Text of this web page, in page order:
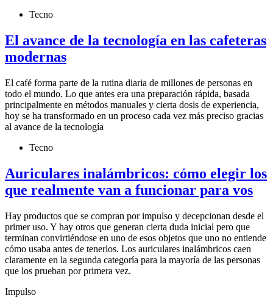
Tecno
El avance de la tecnología en las cafeteras
modernas
El café forma parte de la rutina diaria de millones de personas en
todo el mundo. Lo que antes era una preparación rápida, basada
principalmente en métodos manuales y cierta dosis de experiencia,
hoy se ha transformado en un proceso cada vez más preciso gracias
al avance de la tecnología
Tecno
Auriculares inalámbricos: cómo elegir los
que realmente van a funcionar para vos
Hay productos que se compran por impulso y decepcionan desde el
primer uso. Y hay otros que generan cierta duda inicial pero que
terminan convirtiéndose en uno de esos objetos que uno no entiende
cómo usaba antes de tenerlos. Los auriculares inalámbricos caen
claramente en la segunda categoría para la mayoría de las personas
que los prueban por primera vez.
Impulso